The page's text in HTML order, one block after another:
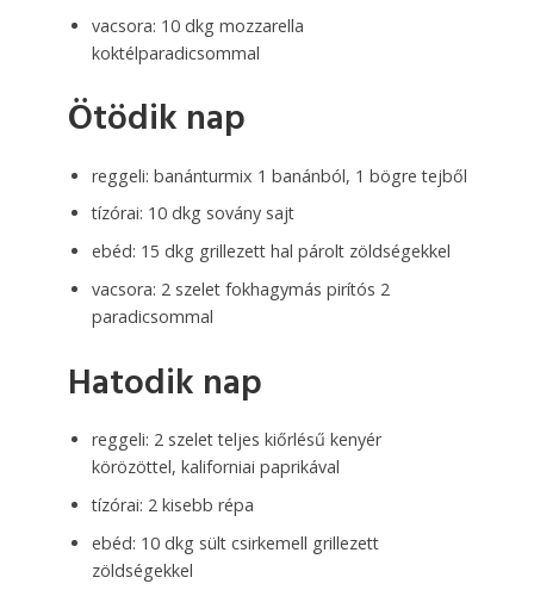
vacsora: 10 dkg mozzarella
koktélparadicsommal
Ötödik nap
reggeli: banánturmix 1 banánból, 1 bögre tejből
tízórai: 10 dkg sovány sajt
ebéd: 15 dkg grillezett hal párolt zöldségekkel
vacsora: 2 szelet fokhagymás pirítós 2
paradicsommal
Hatodik nap
reggeli: 2 szelet teljes kiőrlésű kenyér
körözöttel, kaliforniai paprikával
tízórai: 2 kisebb répa
ebéd: 10 dkg sült csirkemell grillezett
zöldségekkel